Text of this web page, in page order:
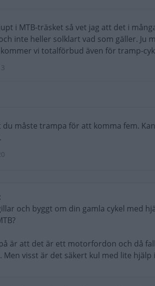
i MTB-träsket så vet jag att det i
inte heller solklart vad som gäller. Ju
vi totalförbud även för tramp-
måste trampa för att komma fem.
och byggt om din gamla cykel med
är att det är ett motorfordon och då
visst är det säkert kul med lite hjälp